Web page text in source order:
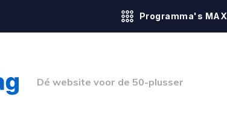
Programma's MAX
Dé website voor de 50-plusser